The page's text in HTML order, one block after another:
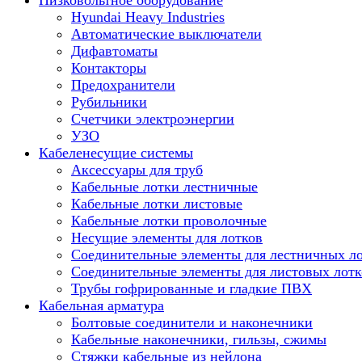
Hyundai Heavy Industries
Автоматические выключатели
Дифавтоматы
Контакторы
Предохранители
Рубильники
Счетчики электроэнергии
УЗО
Кабеленесущие системы
Аксессуары для труб
Кабельные лотки лестничные
Кабельные лотки листовые
Кабельные лотки проволочные
Несущие элементы для лотков
Соединительные элементы для лестничных
Соединительные элементы для листовых
Трубы гофрированные и гладкие ПВХ
Кабельная арматура
Болтовые соединители и наконечники
Кабельные наконечники, гильзы, сжимы
Стяжки кабельные из нейлона